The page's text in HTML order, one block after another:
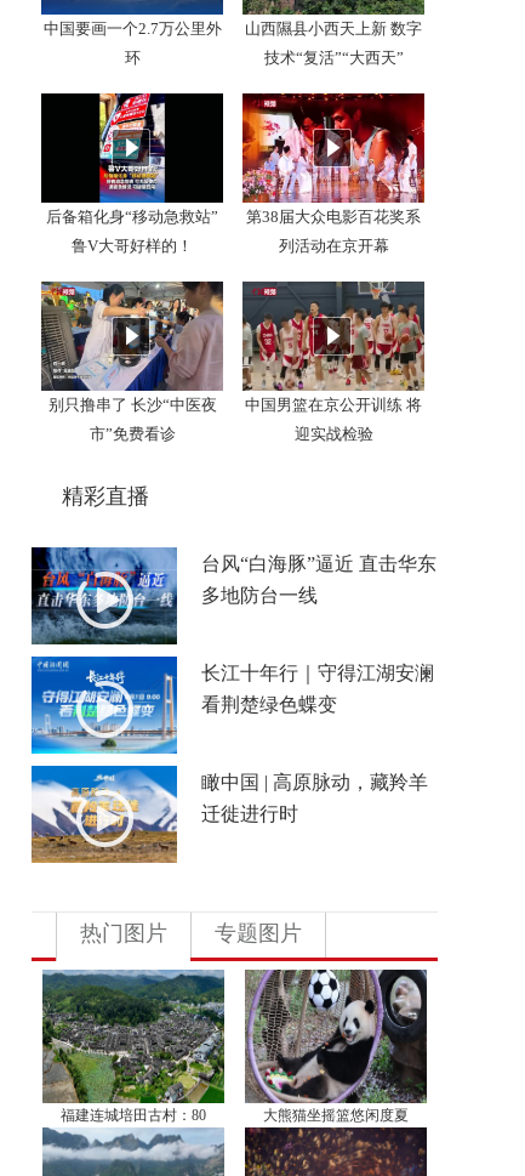
中国要画一个2.7万公里外
环
山西隰县小西天上新 数字
技术“复活”“大西天”
后备箱化身“移动急救站”
鲁V大哥好样的！
第38届大众电影百花奖系
列活动在京开幕
别只撸串了 长沙“中医夜
市”免费看诊
中国男篮在京公开训练 将
迎实战检验
精彩直播
台风“白海豚”逼近 直击华东
多地防台一线
长江十年行｜守得江湖安澜
看荆楚绿色蝶变
瞰中国 | 高原脉动，藏羚羊
迁徙进行时
热门图片 专题图片
福建连城培田古村：80 大熊猫坐摇篮悠闲度夏